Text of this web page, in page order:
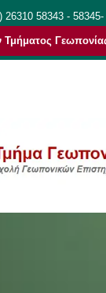
26310 58343 - 58345-